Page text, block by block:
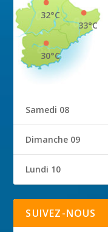
33°C
32°C
30°C
Samedi 08
Dimanche 09
Lundi 10
SUIVEZ-NOUS